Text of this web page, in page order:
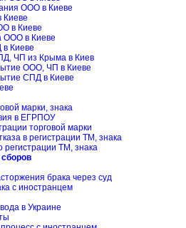
ООО в Киеве
Киеве
в Киеве
ООО в Киеве
в Киеве
ЧП из Крыма в Киев
ООО, ЧП в Киеве
СПД в Киеве
марки, знака
в ЕГРПОУ
торговой марки
в регистрации ТМ, знака
регистрации ТМ, знака
брака через суд
с иностранцем
в Украине